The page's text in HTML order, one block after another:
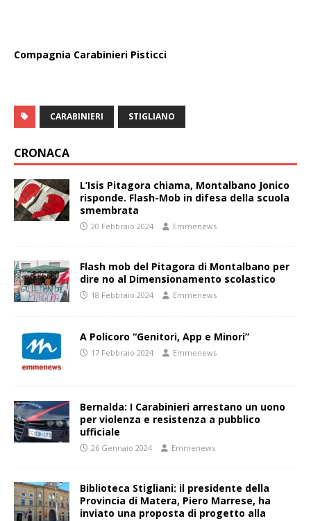
Compagnia Carabinieri Pisticci
CARABINIERI STIGLIANO
CRONACA
L’Isis Pitagora chiama, Montalbano Jonico
risponde. Flash-Mob in difesa della scuola
smembrata
20 Febbraio 2024 Emmenews
Flash mob del Pitagora di Montalbano per
dire no al Dimensionamento scolastico
18 Febbraio 2024 Emmenews
A Policoro “Genitori, App e Minori”
17 Febbraio 2024 Emmenews
Bernalda: I Carabinieri arrestano un uono
per violenza e resistenza a pubblico
ufficiale
26 Gennaio 2024 Emmenews
Biblioteca Stigliani: il presidente della
Provincia di Matera, Piero Marrese, ha
inviato una proposta di progetto alla